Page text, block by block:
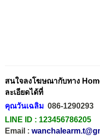
สนใจลงโฆษณากับทาง
ละเอียดได้ที่
คุณวันเฉลิม 086-1290293
LINE ID : 123456786205
Email :